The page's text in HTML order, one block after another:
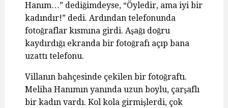
Hanım…” dediğimdeyse, “Öyledir, ama iyi bir
kadındır!” dedi. Ardından telefonunda
fotoğraflar kısmına girdi. Aşağı doğru
kaydırdığı ekranda bir fotoğrafı açıp bana
uzattı telefonu.
Villanın bahçesinde çekilen bir fotoğraftı.
Meliha Hanımın yanında uzun boylu, çarşaflı
bir kadın vardı. Kol kola girmişlerdi, çok